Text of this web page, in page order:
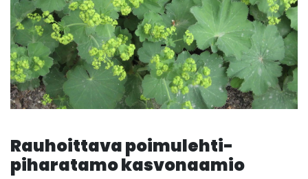
Rauhoittava poimulehti-
piharatamo kasvonaamio